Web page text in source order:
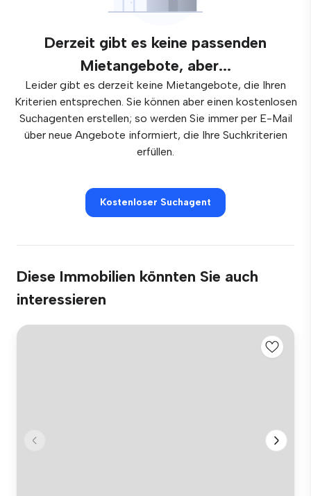
Derzeit gibt es keine passenden
Mietangebote, aber...
Leider gibt es derzeit keine Mietangebote, die Ihren
Kriterien entsprechen. Sie können aber einen kostenlosen
Suchagenten erstellen; so werden Sie immer per E-Mail
über neue Angebote informiert, die Ihre Suchkriterien
erfüllen.
Kostenloser Suchagent
Diese Immobilien könnten Sie auch
interessieren